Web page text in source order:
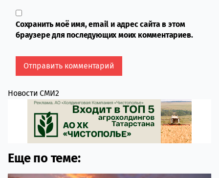
Сохранить моё имя, email и адрес сайта в этом
браузере для последующих моих комментариев.
Новости СМИ2
Еще по теме: